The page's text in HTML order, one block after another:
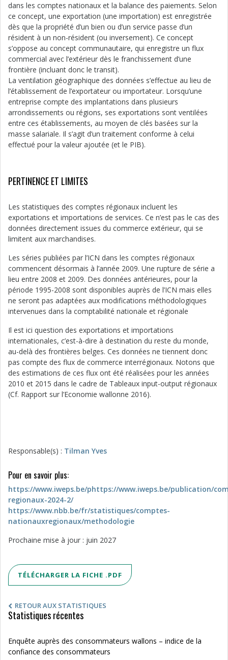
dans les comptes nationaux et la balance des paiements. Selon
ce concept, une exportation (une importation) est enregistrée
dès que la propriété d’un bien ou d’un service passe d’un
résident à un non-résident (ou inversement). Ce concept
s’oppose au concept communautaire, qui enregistre un flux
commercial avec l’extérieur dès le franchissement d’une
frontière (incluant donc le transit).
La ventilation géographique des données s’effectue au lieu de
l’établissement de l’exportateur ou importateur. Lorsqu’une
entreprise compte des implantations dans plusieurs
arrondissements ou régions, ses exportations sont ventilées
entre ces établissements, au moyen de clés basées sur la
masse salariale. Il s’agit d’un traitement conforme à celui
effectué pour la valeur ajoutée (et le PIB).
PERTINENCE ET LIMITES
Les statistiques des comptes régionaux incluent les
exportations et importations de services. Ce n’est pas le cas des
données directement issues du commerce extérieur, qui se
limitent aux marchandises.
Les séries publiées par l’ICN dans les comptes régionaux
commencent désormais à l’année 2009. Une rupture de série a
lieu entre 2008 et 2009. Des données antérieures, pour la
période 1995-2008 sont disponibles auprès de l’ICN mais elles
ne seront pas adaptées aux modifications méthodologiques
intervenues dans la comptabilité nationale et régionale
Il est ici question des exportations et importations
internationales, c’est-à-dire à destination du reste du monde,
au-delà des frontières belges. Ces données ne tiennent donc
pas compte des flux de commerce interrégionaux. Notons que
des estimations de ces flux ont été réalisées pour les années
2010 et 2015 dans le cadre de Tableaux input-output régionaux
(Cf. Rapport sur l’Economie wallonne 2016).
Responsable(s) : Tilman Yves
Pour en savoir plus:
https://www.iweps.be/phttps://www.iweps.be/publication/
regionaux-2024-2/
https://www.nbb.be/fr/statistiques/comptes-
nationauxregionaux/methodologie
Prochaine mise à jour : juin 2027
TÉLÉCHARGER LA FICHE .PDF
RETOUR AUX STATISTIQUES
Statistiques récentes
Enquête auprès des consommateurs wallons – indice de la
confiance des consommateurs